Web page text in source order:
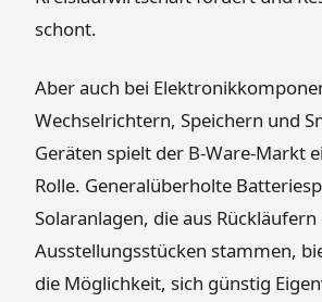
schont.
Aber auch bei
Wechselrichtern, Speichern und
Geräten spielt der B-Ware-Markt
Rolle. Generalüberholte
Solaranlagen, die aus
Ausstellungsstücken stammen,
die Möglichkeit, sich günstig